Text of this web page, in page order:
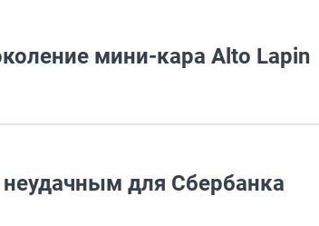
мини-кара Alto Lapin
для Сбербанка